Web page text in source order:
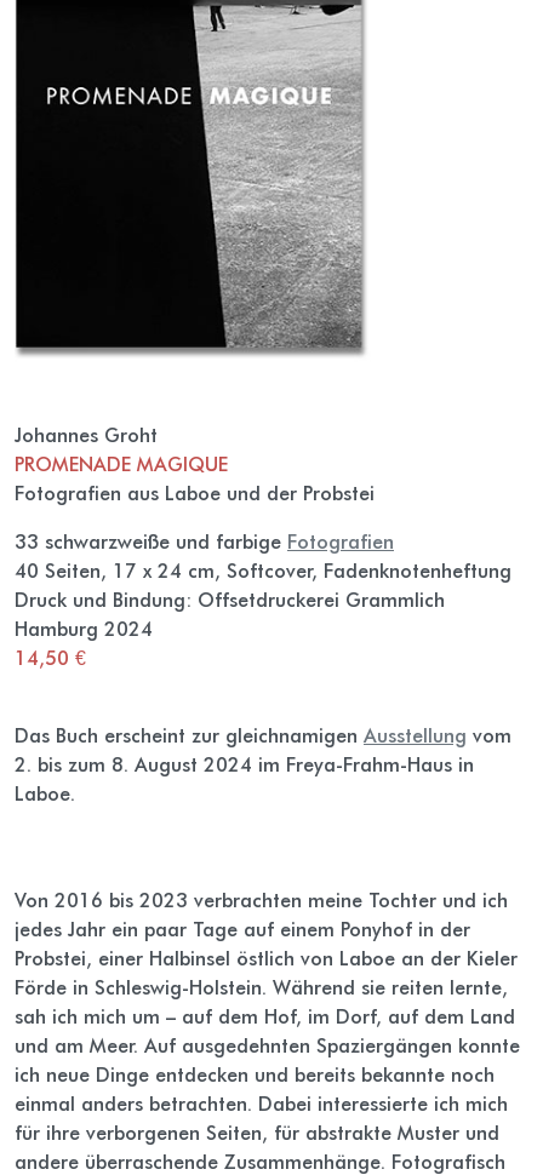
Johannes Groht
PROMENADE MAGIQUE
Fotografien aus Laboe und der Probstei
33 schwarzweiße und farbige Fotografien
40 Seiten, 17 x 24 cm, Softcover, Fadenknotenheftung
Druck und Bindung: Offsetdruckerei Grammlich
Hamburg 2024
14,50 €
Das Buch erscheint zur gleichnamigen Ausstellung vom
2. bis zum 8. August 2024 im Freya-Frahm-Haus in
Laboe.
Von 2016 bis 2023 verbrachten meine Tochter und ich
jedes Jahr ein paar Tage auf einem Ponyhof in der
Probstei, einer Halbinsel östlich von Laboe an der Kieler
Förde in Schleswig-Holstein. Während sie reiten lernte,
sah ich mich um – auf dem Hof, im Dorf, auf dem Land
und am Meer. Auf ausgedehnten Spaziergängen konnte
ich neue Dinge entdecken und bereits bekannte noch
einmal anders betrachten. Dabei interessierte ich mich
für ihre verborgenen Seiten, für abstrakte Muster und
andere überraschende Zusammenhänge. Fotografisch